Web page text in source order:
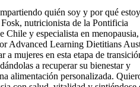
quién soy y por qué
nutricionista de la Pontificia
Chile y especialista en
Advanced Learning Dietitians
a mujeres en esta etapa de
a recuperar su bienestar y
alimentación personalizada.